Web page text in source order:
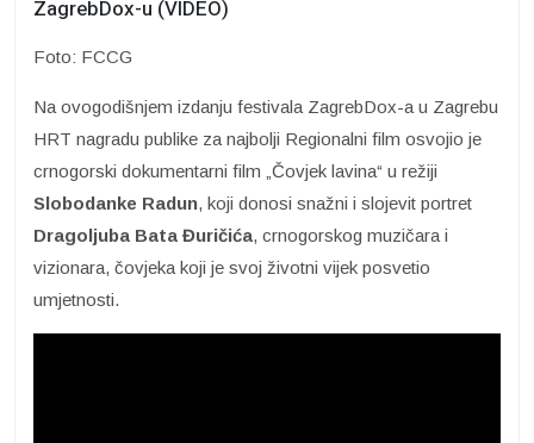
ZagrebDox-u (VIDEO)
Foto: FCCG
Na ovogodišnjem izdanju festivala ZagrebDox-a u Zagrebu
HRT nagradu publike za najbolji Regionalni film osvojio je
crnogorski dokumentarni film „Čovjek lavina“ u režiji
Slobodanke Radun, koji donosi snažni i slojevit portret
Dragoljuba Bata Đuričića, crnogorskog muzičara i
vizionara, čovjeka koji je svoj životni vijek posvetio
umjetnosti.